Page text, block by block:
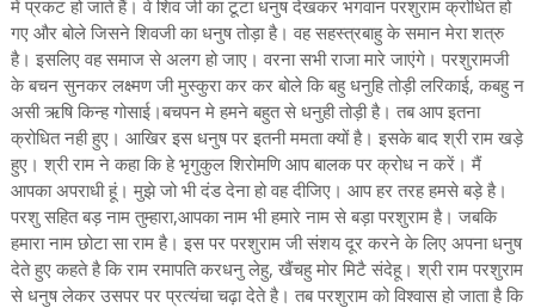
में प्रकट हो जाते हैं। वे शिव जी का टूटा धनुष देखकर भगवान परशुराम क्रोधित हो
गए और बोले जिसने शिवजी का धनुष तोड़ा है। वह सहस्त्रबाहु के समान मेरा शत्रु
है। इसलिए वह समाज से अलग हो जाए। वरना सभी राजा मारे जाएंगे। परशुरामजी
के बचन सुनकर लक्ष्मण जी मुस्कुरा कर कर बोले कि बहु धनुहि तोड़ी लरिकाई, कबहु न
असी ऋषि किन्ह गोसाई।बचपन मे हमने बहुत से धनुही तोड़ी है। तब आप इतना
क्रोधित नही हुए। आखिर इस धनुष पर इतनी ममता क्यों है। इसके बाद श्री राम खड़े
हुए। श्री राम ने कहा कि हे भृगुकुल शिरोमणि आप बालक पर क्रोध न करें। मैं
आपका अपराधी हूं। मुझे जो भी दंड देना हो वह दीजिए। आप हर तरह हमसे बड़े है।
परशु सहित बड़ नाम तुम्हारा,आपका नाम भी हमारे नाम से बड़ा परशुराम है। जबकि
हमारा नाम छोटा सा राम है। इस पर परशुराम जी संशय दूर करने के लिए अपना धनुष
देते हुए कहते है कि राम रमापति करधनु लेहु, खैंचहु मोर मिटै संदेहू। श्री राम परशुराम
से धनुष लेकर उसपर पर प्रत्यंचा चढ़ा देते है। तब परशुराम को विश्वास हो जाता है कि